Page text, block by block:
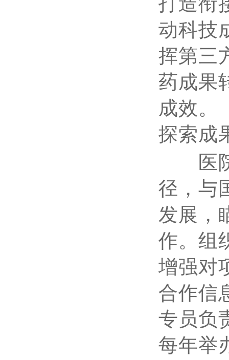
动科技
挥第三
药成果
成效。
探索成
医院
径，与
发展，
作。组
增强对
合作信
专员负
每年举